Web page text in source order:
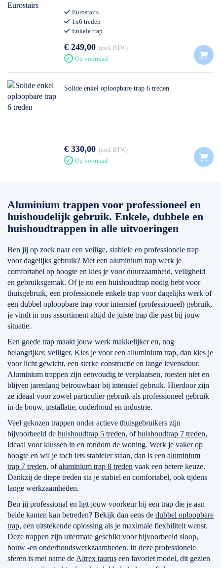
Eurostairs
1x6 treden
Enkele trap
€ 249,00 excl. BTW
Op voorraad
Solide enkel oploopbare trap 6 treden
€ 330,00 excl. BTW
Op voorraad
Aluminium trappen voor professioneel en
huishoudelijk gebruik. Enkele, dubbele en
huishoudtrappen in alle uitvoeringen
Ben jij op zoek naar een veilige, stabiele en professionele trap
voor dagelijks gebruik? Met een aluminium trap werk je
comfortabel op hoogte en kies je voor duurzaamheid, veiligheid
en gebruiksgemak. Of je nu een huishoudtrap nodig hebt voor
thuisgebruik, een professionele enkele trap voor dagelijks werk of
een dubbel oploopbare trap voor intensief (professioneel) gebruik,
je vindt in ons assortiment altijd de juiste trap die past bij jouw
situatie.
Een goede trap maakt jouw werk makkelijker en, nog
belangrijker, veiliger. Kies je voor een alluminium trap, dan kies je
voor licht gewicht, een sterke constructie en lange levensduur.
Aluminium trappen zijn eenvoudig te verplaatsen, roesten niet en
blijven jarenlang betrouwbaar bij intensief gebruik. Hierdoor zijn
ze ideaal voor zowel particulier gebruik als professioneel gebruik
in de bouw, installatie, onderhoud en industrie.
Veel gekozen trappen onder actieve thuisgebruikers zijn
bijvoorbeeld de huishoudtrap 5 treden, ofhuishoudtrap 7 treden,
ideaal voor klussen in en rondom de woning. Werk je vaker op
hoogte en wil je toch iets stabieler staan, dan is een aluminium
trap 7 treden, ofaluminium trap 8 treden vaak een betere keuze.
Dankzij de diepe treden sta je stabiel en comfortabel, ook tijdens
lange werkzaamheden.
Ben jij professional en ligt jouw voorkeur bij een trap die je aan
beide kanten kan betreden? Bekijk dan eens de dubbel oploopbare
trap, een uitstekende oplossing als je maximale flexbiliteit wenst.
Deze trappen zijn uitermate geschikt voor bijvoorbeeld sloop,
bouw -en onderhoudswerkzaamheden. In deze professionele
sferen is met name de Altrex taurus een favoriet model, dit gezien